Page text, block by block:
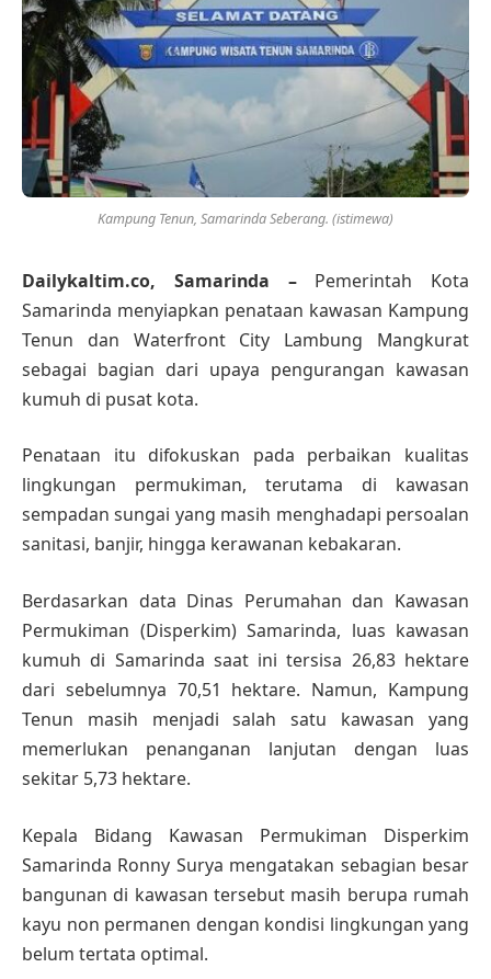
Kampung Tenun, Samarinda Seberang. (istimewa)
Dailykaltim.co, Samarinda – Pemerintah Kota
Samarinda menyiapkan penataan kawasan Kampung
Tenun dan Waterfront City Lambung Mangkurat
sebagai bagian dari upaya pengurangan kawasan
kumuh di pusat kota.
Penataan itu difokuskan pada perbaikan kualitas
lingkungan permukiman, terutama di kawasan
sempadan sungai yang masih menghadapi persoalan
sanitasi, banjir, hingga kerawanan kebakaran.
Berdasarkan data Dinas Perumahan dan Kawasan
Permukiman (Disperkim) Samarinda, luas kawasan
kumuh di Samarinda saat ini tersisa 26,83 hektare
dari sebelumnya 70,51 hektare. Namun, Kampung
Tenun masih menjadi salah satu kawasan yang
memerlukan penanganan lanjutan dengan luas
sekitar 5,73 hektare.
Kepala Bidang Kawasan Permukiman Disperkim
Samarinda Ronny Surya mengatakan sebagian besar
bangunan di kawasan tersebut masih berupa rumah
kayu non permanen dengan kondisi lingkungan yang
belum tertata optimal.